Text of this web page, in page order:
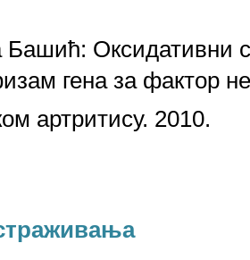
Башић: Оксидативни
гена за фактор
артритису. 2010.
ња